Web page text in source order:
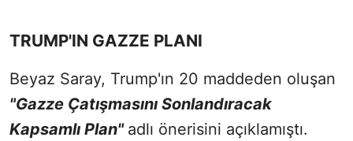
TRUMP'IN GAZZE PLANI
Beyaz Saray, Trump'ın 20 maddeden oluşan
"Gazze Çatışmasını Sonlandıracak
Kapsamlı Plan" adlı önerisini açıklamıştı.